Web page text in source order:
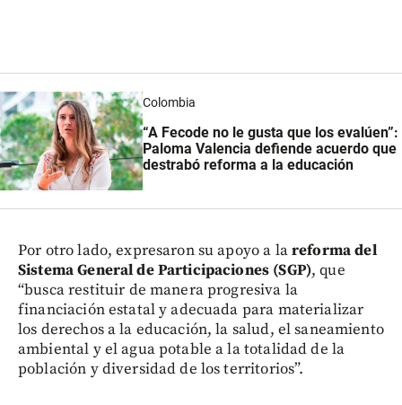
Colombia
“A Fecode no le gusta que los evalúen”:
Paloma Valencia defiende acuerdo que
destrabó reforma a la educación
Por otro lado, expresaron su apoyo a lareforma del
Sistema General de Participaciones (SGP), que
“busca restituir de manera progresiva la
financiación estatal y adecuada para materializar
los derechos a la educación, la salud, el saneamiento
ambiental y el agua potable a la totalidad de la
población y diversidad de los territorios”.